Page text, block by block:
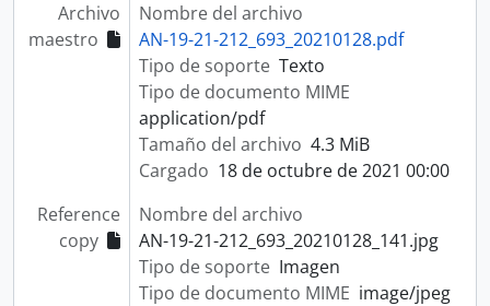
Archivo
maestro
Nombre del archivo
AN-19-21-212_693_20210128.pdf
Tipo de soporte Texto
Tipo de documento MIME
application/pdf
Tamaño del archivo 4.3 MiB
Cargado 18 de octubre de 2021 00:00
Reference
copy
Nombre del archivo
AN-19-21-212_693_20210128_141.jpg
Tipo de soporte Imagen
Tipo de documento MIME image/jpeg